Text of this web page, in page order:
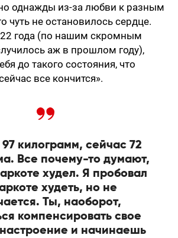
однажды из-за любви к разным
чуть не остановилось сердце.
года (по нашим скромным
аж в прошлом году),
до такого состояния, что
все кончится».
килограмм, сейчас 72
Все почему-то думают,
худел. Я пробовал
худеть, но не
Ты, наоборот,
компенсировать свое
настроение и начинаешь